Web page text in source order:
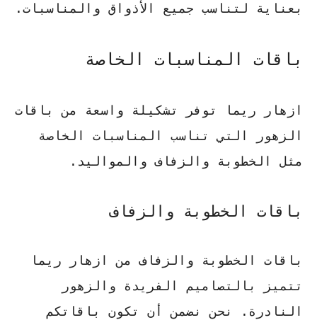
بعناية لتناسب جميع الأذواق والمناسبات.
باقات المناسبات الخاصة
ازهار ريما توفر تشكيلة واسعة من باقات
الزهور التي تناسب المناسبات الخاصة
مثل الخطوبة والزفاف والمواليد.
باقات الخطوبة والزفاف
باقات الخطوبة والزفاف من ازهار ريما
تتميز بالتصاميم الفريدة والزهور
النادرة.
نحن نضمن أن تكون باقاتكم